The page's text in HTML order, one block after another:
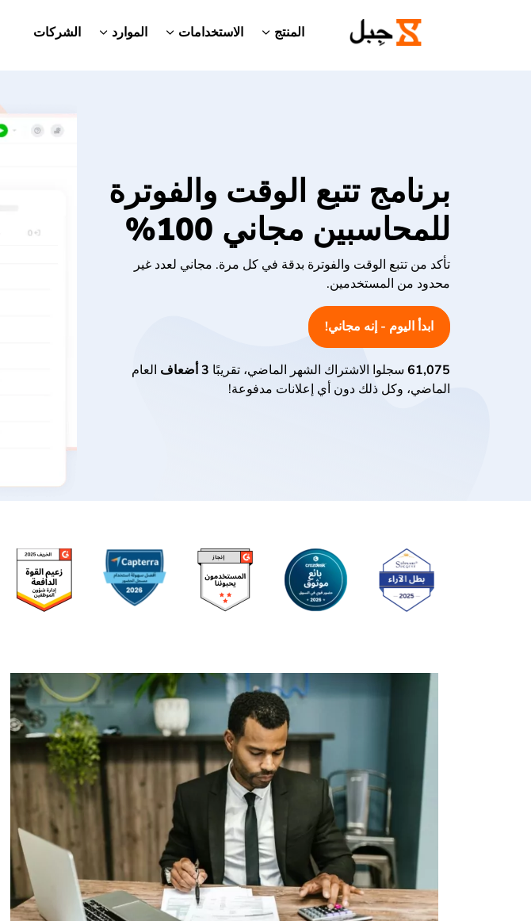
المنتج الاستخدامات الموارد الشركات
برنامج تتبع الوقت والفوترة
للمحاسبين مجاني 100%
تأكد من تتبع الوقت والفوترة بدقة في كل مرة. مجاني لعدد غير
محدود من المستخدمين.
ابدأ اليوم - إنه مجاني!
61,075 سجلوا الاشتراك الشهر الماضي، تقريبًا 3 أضعاف
العام
الماضي، وكل ذلك دون أي إعلانات مدفوعة!